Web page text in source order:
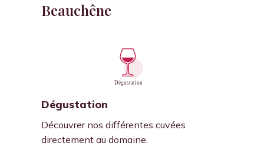
Beauchêne
Dégustation
Découvrer nos différentes cuvées
directement au domaine.